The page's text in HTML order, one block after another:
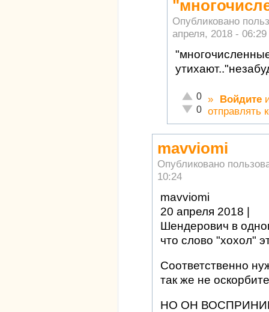
Опубликовано
апреля, 2018 - 06:29
Отлично!
0
Неадекватно!
0
» Войдите
отправлять
mavviomi
Опубликовано
10:24
mavviomi
20 апреля 2018 |
Шендерович в
что слово "хохол"
Соответственно
так же не
НО ОН